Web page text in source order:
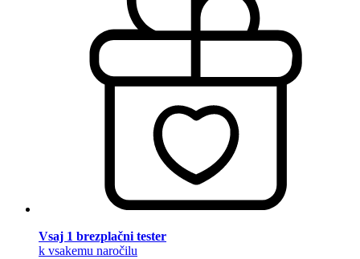
Vsaj 1 brezplačni tester
k vsakemu naročilu